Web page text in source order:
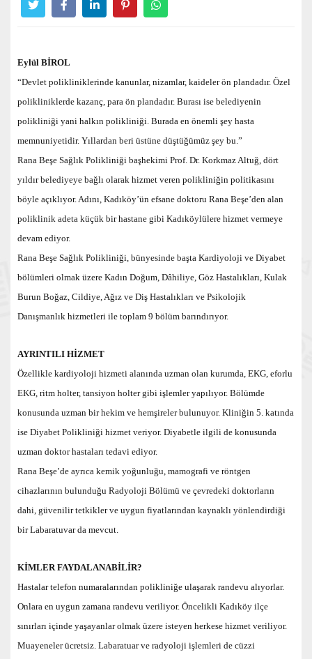
Eylül BİROL
“Devlet polikliniklerinde kanunlar, nizamlar, kaideler ön plandadır. Özel
polikliniklerde kazanç, para ön plandadır. Burası ise belediyenin
polikliniği yani halkın polikliniği. Burada en önemli şey hasta
memnuniyetidir. Yıllardan beri üstüne düştüğümüz şey bu.”
Rana Beşe Sağlık Polikliniği başhekimi Prof. Dr. Korkmaz Altuğ, dört
yıldır belediyeye bağlı olarak hizmet veren polikliniğin politikasını
böyle açıklıyor. Adını, Kadıköy’ün efsane doktoru Rana Beşe’den alan
poliklinik adeta küçük bir hastane gibi Kadıköylülere hizmet vermeye
devam ediyor.
Rana Beşe Sağlık Polikliniği, bünyesinde başta Kardiyoloji ve Diyabet
bölümleri olmak üzere Kadın Doğum, Dâhiliye, Göz Hastalıkları, Kulak
Burun Boğaz, Cildiye, Ağız ve Diş Hastalıkları ve Psikolojik
Danışmanlık hizmetleri ile toplam 9 bölüm barındırıyor.
AYRINTILI HİZMET
Özellikle kardiyoloji hizmeti alanında uzman olan kurumda, EKG, eforlu
EKG, ritm holter, tansiyon holter gibi işlemler yapılıyor. Bölümde
konusunda uzman bir hekim ve hemşireler bulunuyor. Kliniğin 5. katında
ise Diyabet Polikliniği hizmet veriyor. Diyabetle ilgili de konusunda
uzman doktor hastaları tedavi ediyor.
Rana Beşe’de ayrıca kemik yoğunluğu, mamografi ve röntgen
cihazlarının bulunduğu Radyoloji Bölümü ve çevredeki doktorların
dahi, güvenilir tetkikler ve uygun fiyatlarından kaynaklı yönlendirdiği
bir Labaratuvar da mevcut.
KİMLER FAYDALANABİLİR?
Hastalar telefon numaralarından polikliniğe ulaşarak randevu alıyorlar.
Onlara en uygun zamana randevu veriliyor. Öncelikli Kadıköy ilçe
sınırları içinde yaşayanlar olmak üzere isteyen herkese hizmet veriliyor.
Muayeneler ücretsiz. Labaratuar ve radyoloji işlemleri de cüzzi